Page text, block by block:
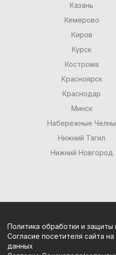
Казань
Кемерово
Киров
Курск
Кострома
Красноярск
Краснодар
Минск
Набережные Челны
Нижний Тагил
Нижний Новгород
Политика обработки и
Согласие посетителя сайта
данных